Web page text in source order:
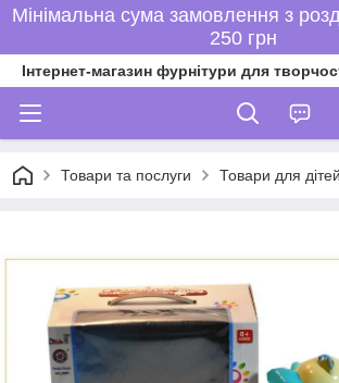
Мінімальна сума замовлення з
250 грн
Інтернет-магазин фурнітури для
Товари та послуги Товари для дітей